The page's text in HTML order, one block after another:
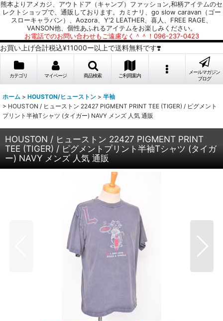
熊本よりアメカジ、アウトドア（キャンプ）ファッション,和柄アイテムのセ
レクトショップで、通販しております。カミナリ、go slow caravan（ゴー
スローキャラバン）、Aozora、Y'2 LEATHER、喜人、FREE RAGE、
VANSON他、個性あふれるアイテムをお楽しみください。
お電話でのお問い合わせもご遠慮なく＾＾！096-237-0423
お買い上げ合計税込¥11000ー以上で送料無料です❣️
カテゴリ マイページ 商品検索 ご利用案内
メールマガジン
ブログ
ホーム > HOUSTON/ヒューストン > 半袖
> HOUSTON / ヒューストン 22427 PIGMENT PRINT TEE (TIGER) / ピグメント
プリント半袖Tシャツ (タイガー) NAVY メンズ 人気 通販
HOUSTON / ヒューストン 22427 PIGMENT PRINT
TEE (TIGER) / ピグメントプリント半袖Tシャツ (タイガ
ー) NAVY メンズ 人気 通販